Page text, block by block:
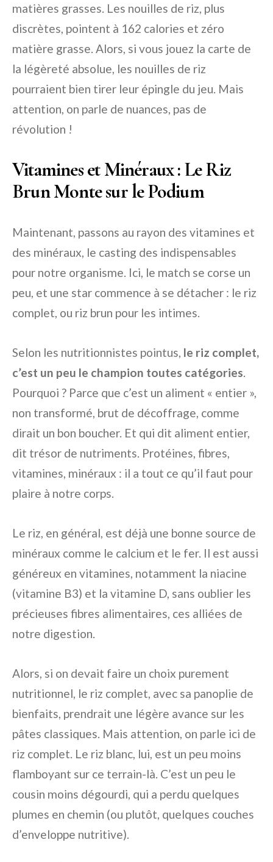
matières grasses. Les nouilles de riz, plus
discrètes, pointent à 162 calories et zéro
matière grasse. Alors, si vous jouez la carte de
la légèreté absolue, les nouilles de riz
pourraient bien tirer leur épingle du jeu. Mais
attention, on parle de nuances, pas de
révolution !
Vitamines et Minéraux : Le Riz
Brun Monte sur le Podium
Maintenant, passons au rayon des vitamines et
des minéraux, le casting des indispensables
pour notre organisme. Ici, le match se corse un
peu, et une star commence à se détacher : le riz
complet, ou riz brun pour les intimes.
Selon les nutritionnistes pointus, le riz complet,
c’est un peu le champion toutes catégories.
Pourquoi ? Parce que c’est un aliment « entier »,
non transformé, brut de décoffrage, comme
dirait un bon boucher. Et qui dit aliment entier,
dit trésor de nutriments. Protéines, fibres,
vitamines, minéraux : il a tout ce qu’il faut pour
plaire à notre corps.
Le riz, en général, est déjà une bonne source de
minéraux comme le calcium et le fer. Il est aussi
généreux en vitamines, notamment la niacine
(vitamine B3) et la vitamine D, sans oublier les
précieuses fibres alimentaires, ces alliées de
notre digestion.
Alors, si on devait faire un choix purement
nutritionnel, le riz complet, avec sa panoplie de
bienfaits, prendrait une légère avance sur les
pâtes classiques. Mais attention, on parle ici de
riz complet. Le riz blanc, lui, est un peu moins
flamboyant sur ce terrain-là. C’est un peu le
cousin moins dégourdi, qui a perdu quelques
plumes en chemin (ou plutôt, quelques couches
d’enveloppe nutritive).